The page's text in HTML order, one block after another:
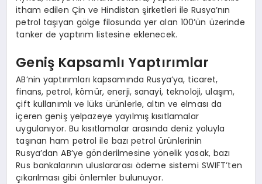
itham edilen Çin ve Hindistan şirketleri ile Rusya’nın
petrol taşıyan gölge filosunda yer alan 100’ün üzerinde
tanker de yaptırım listesine eklenecek.
Geniş Kapsamlı Yaptırımlar
AB’nin yaptırımları kapsamında Rusya’ya, ticaret,
finans, petrol, kömür, enerji, sanayi, teknoloji, ulaşım,
çift kullanımlı ve lüks ürünlerle, altın ve elması da
içeren geniş yelpazeye yayılmış kısıtlamalar
uygulanıyor. Bu kısıtlamalar arasında deniz yoluyla
taşınan ham petrol ile bazı petrol ürünlerinin
Rusya’dan AB’ye gönderilmesine yönelik yasak, bazı
Rus bankalarının uluslararası ödeme sistemi SWIFT’ten
çıkarılması gibi önlemler bulunuyor.